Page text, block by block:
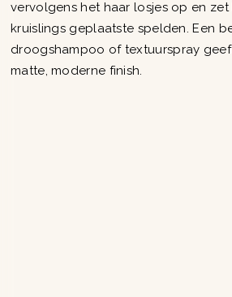
vervolgens het haar losjes op en zet
kruislings geplaatste spelden. Een
droogshampoo of textuurspray
matte, moderne finish.